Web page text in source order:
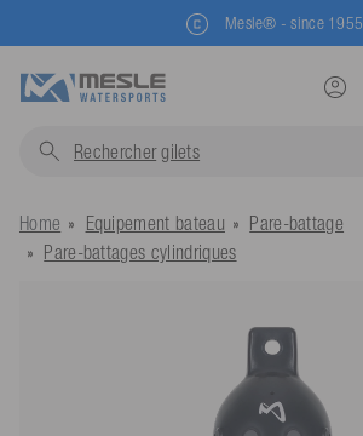
Mesle® - since 1955
Rechercher gilets...
Home Equipement bateau
Pare-battage
Pare-battages cylindriques